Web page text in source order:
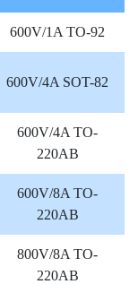
600V/1A TO-92
600V/4A SOT-82
600V/4A TO-
220AB
600V/8A TO-
220AB
800V/8A TO-
220AB